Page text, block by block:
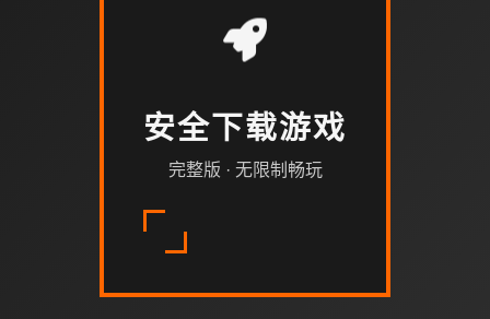
安全下载游戏
完整版 · 无限制畅玩